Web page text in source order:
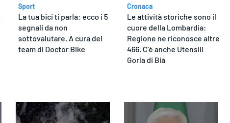
Sport
La tua bici ti parla: ecco i 5
segnali da non
sottovalutare. A cura del
team di Doctor Bike
Cronaca
Le attività storiche sono il
cuore della Lombardia:
Regione ne riconosce altre
466. C’è anche Utensili
Gorla di Bià